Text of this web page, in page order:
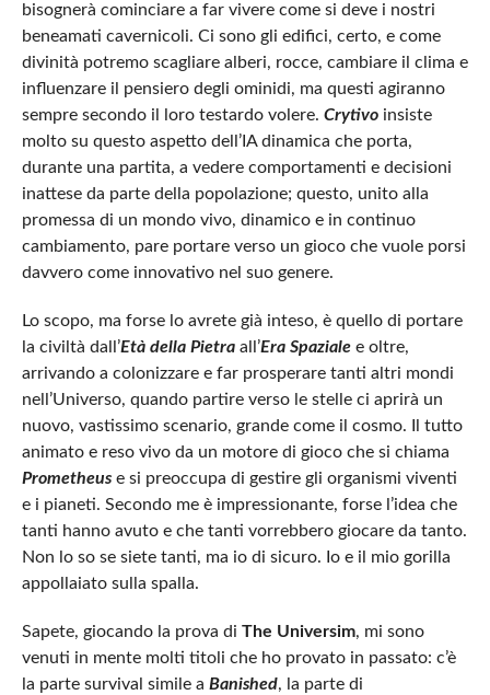
bisognerà cominciare a far vivere come si deve i nostri
beneamati cavernicoli. Ci sono gli edifici, certo, e come
divinità potremo scagliare alberi, rocce, cambiare il clima e
influenzare il pensiero degli ominidi, ma questi agiranno
sempre secondo il loro testardo volere. Crytivo insiste
molto su questo aspetto dell’IA dinamica che porta,
durante una partita, a vedere comportamenti e decisioni
inattese da parte della popolazione; questo, unito alla
promessa di un mondo vivo, dinamico e in continuo
cambiamento, pare portare verso un gioco che vuole porsi
davvero come innovativo nel suo genere.
Lo scopo, ma forse lo avrete già inteso, è quello di portare
la civiltà dall’Età della Pietraall’Era Spazialee oltre,
arrivando a colonizzare e far prosperare tanti altri mondi
nell’Universo, quando partire verso le stelle ci aprirà un
nuovo, vastissimo scenario, grande come il cosmo. Il tutto
animato e reso vivo da un motore di gioco che si chiama
Prometheus e si preoccupa di gestire gli organismi viventi
e i pianeti. Secondo me è impressionante, forse l’idea che
tanti hanno avuto e che tanti vorrebbero giocare da tanto.
Non lo so se siete tanti, ma io di sicuro. Io e il mio gorilla
appollaiato sulla spalla.
Sapete, giocando la prova di The Universim, mi sono
venuti in mente molti titoli che ho provato in passato: c’è
la parte survival simile a Banished, la parte di